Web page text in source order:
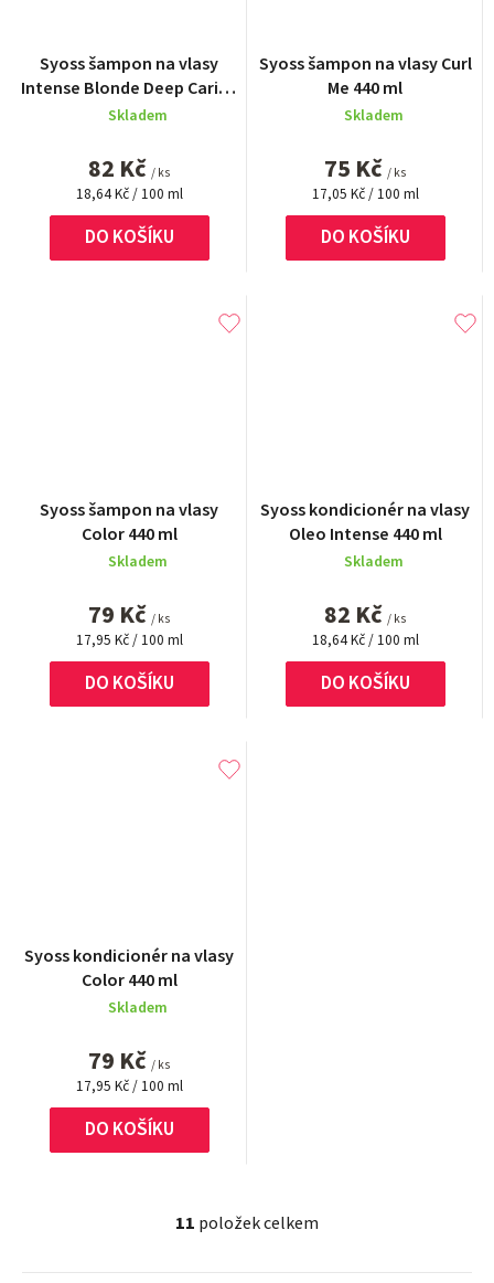
Syoss šampon na vlasy
Intense Blonde Deep Caring
440 ml
Skladem
82 Kč / ks
Měrná
cena:
18,64 Kč / 100 ml
DO KOŠÍKU
Syoss šampon na vlasy Curl
Me 440 ml
hodnocení
produktu
je
z
5
hvězdiček.
Skladem
75 Kč / ks
Měrná
cena:
17,05 Kč / 100 ml
DO KOŠÍKU
Syoss šampon na vlasy
Color 440 ml
hodnocení
produktu
je
z
5
hvězdiček.
Skladem
79 Kč / ks
Měrná
cena:
17,95 Kč / 100 ml
DO KOŠÍKU
Syoss kondicionér na vlasy
Oleo Intense 440 ml
hodnocení
produktu
je
z
5
hvězdiček.
Skladem
82 Kč / ks
Měrná
cena:
18,64 Kč / 100 ml
DO KOŠÍKU
Syoss kondicionér na vlasy
Color 440 ml
Skladem
79 Kč / ks
Měrná
cena:
17,95 Kč / 100 ml
DO KOŠÍKU
O
11 položek celkem